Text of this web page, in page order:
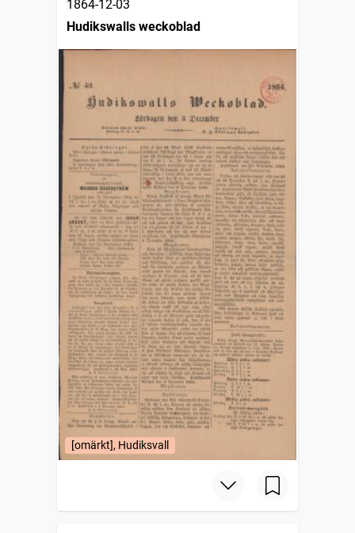
1864-12-03
Hudikswalls weckoblad
[omärkt], Hudiksvall